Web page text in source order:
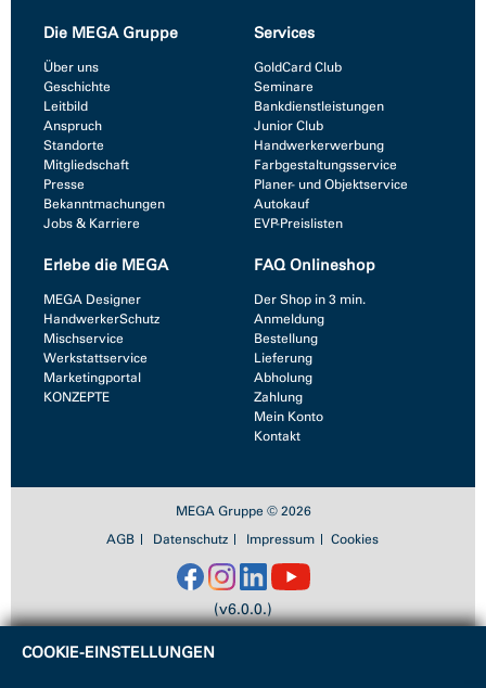
Die MEGA Gruppe
Über uns
Geschichte
Leitbild
Anspruch
Standorte
Mitgliedschaft
Presse
Bekanntmachungen
Jobs & Karriere
Services
GoldCard Club
Seminare
Bankdienstleistungen
Junior Club
Handwerkerwerbung
Farbgestaltungsservice
Planer- und Objektservice
Autokauf
EVP-Preislisten
Erlebe die MEGA
MEGA Designer
HandwerkerSchutz
Mischservice
Werkstattservice
Marketingportal
KONZEPTE
FAQ Onlineshop
Der Shop in 3 min.
Anmeldung
Bestellung
Lieferung
Abholung
Zahlung
Mein Konto
Kontakt
MEGA Gruppe © 2026
AGB
Datenschutz Impressum Cookies
(v6.0.0.)
COOKIE-EINSTELLUNGEN